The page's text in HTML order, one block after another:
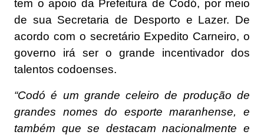
tem o apoio da Prefeitura de Codó, por meio
de sua Secretaria de Desporto e Lazer. De
acordo com o secretário Expedito Carneiro, o
governo irá ser o grande incentivador dos
talentos codoenses.
“Codó é um grande celeiro de produção de
grandes nomes do esporte maranhense, e
também que se destacam nacionalmente e